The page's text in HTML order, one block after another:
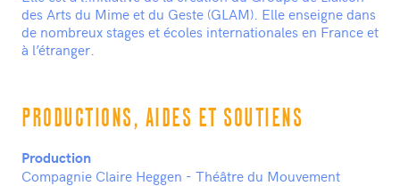
des Arts du Mime et du Geste (GLAM). Elle enseigne dans
de nombreux stages et écoles internationales en France et
à l’étranger.
PRODUCTIONS, AIDES ET SOUTIENS
Production
Compagnie Claire Heggen - Théâtre du Mouvement